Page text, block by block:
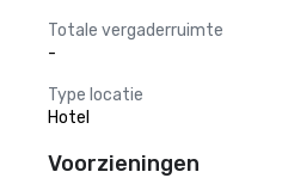
Totale vergaderruimte
-
Type locatie
Hotel
Voorzieningen